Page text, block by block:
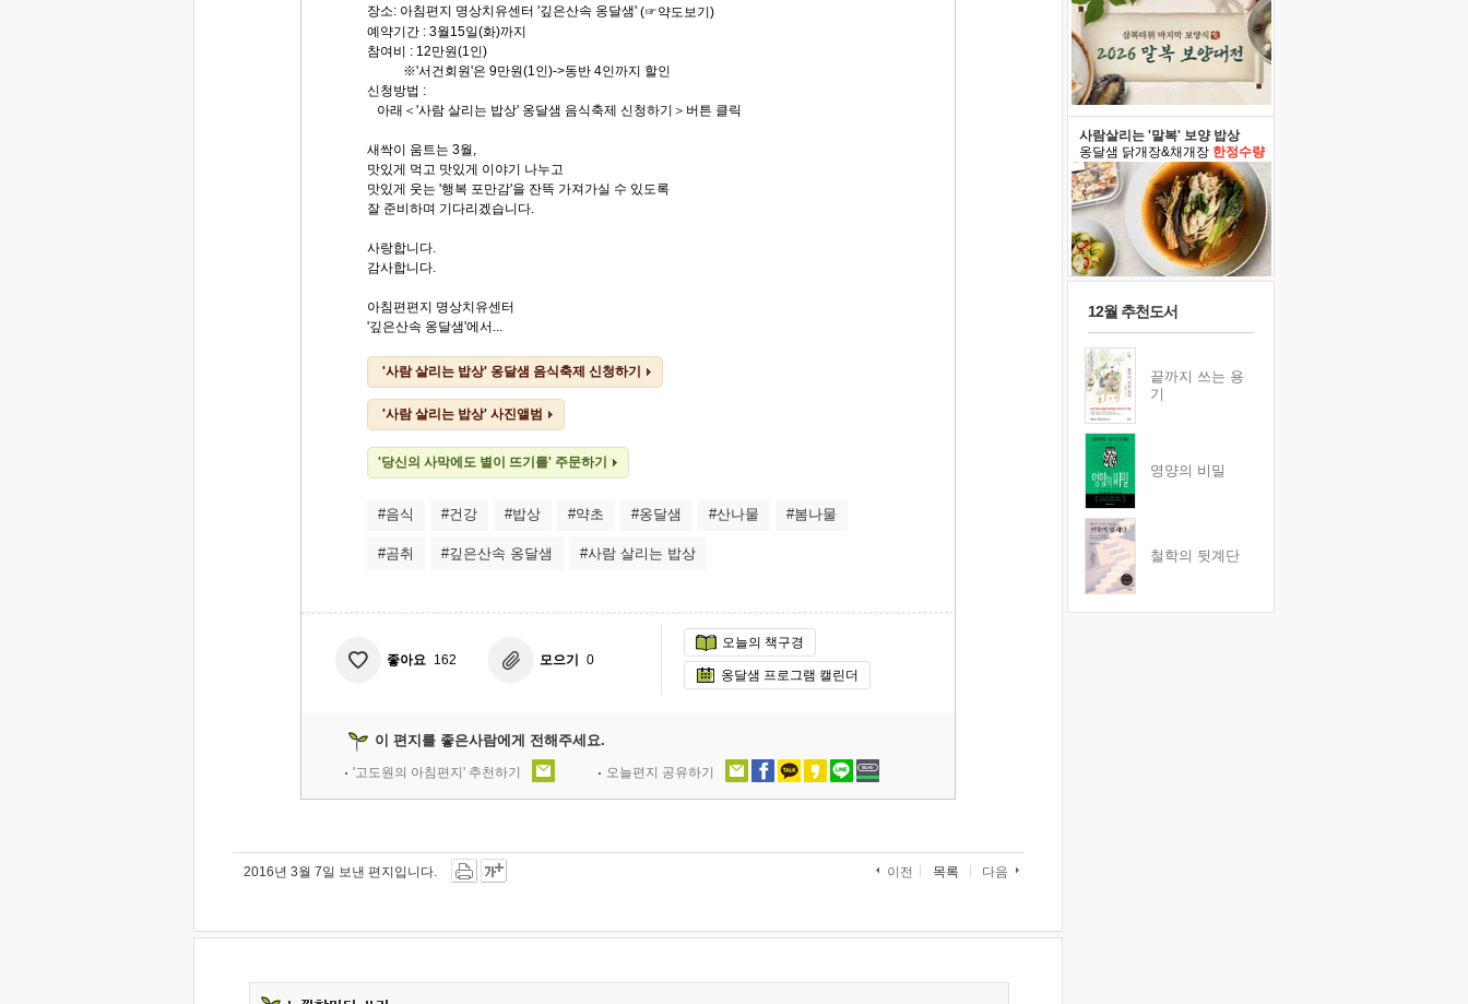
장소: 아침편지 명상치유센터 '깊은산속 옹달샘' (☞약도보기)
예약기간 : 3월15일(화)까지
참여비 : 12만원(1인)
※'서건회원'은 9만원(1인)->동반 4인까지 할인
신청방법 :
아래＜'사람 살리는 밥상' 옹달샘 음식축제 신청하기＞버튼 클릭
새싹이 움트는 3월,
맛있게 먹고 맛있게 이야기 나누고
맛있게 웃는 '행복 포만감'을 잔뜩 가져가실 수 있도록
잘 준비하며 기다리겠습니다.
사랑합니다.
감사합니다.
아침편편지 명상치유센터
'깊은산속 옹달샘'에서...
'사람 살리는 밥상' 옹달샘 음식축제 신청하기
'사람 살리는 밥상' 사진앨범
'당신의 사막에도 별이 뜨기를' 주문하기
#음식 #건강 #밥상 #약초 #옹달샘 #산나물 #봄나물
#곰취 #깊은산속 옹달샘 #사람 살리는 밥상
좋아요 162 모으기 0
오늘의 책구경
옹달샘 프로그램 캘린더
이 편지를 좋은사람에게 전해주세요.
'고도원의 아침편지' 추천하기 오늘편지 공유하기
2016년 3월 7일 보낸 편지입니다. 이전 목록 다음
사람살리는 '말복' 보양 밥상
옹달샘 닭개장&채개장 한정수량
12월 추천도서
끝까지 쓰는 용
기
영양의 비밀
철학의 뒷계단